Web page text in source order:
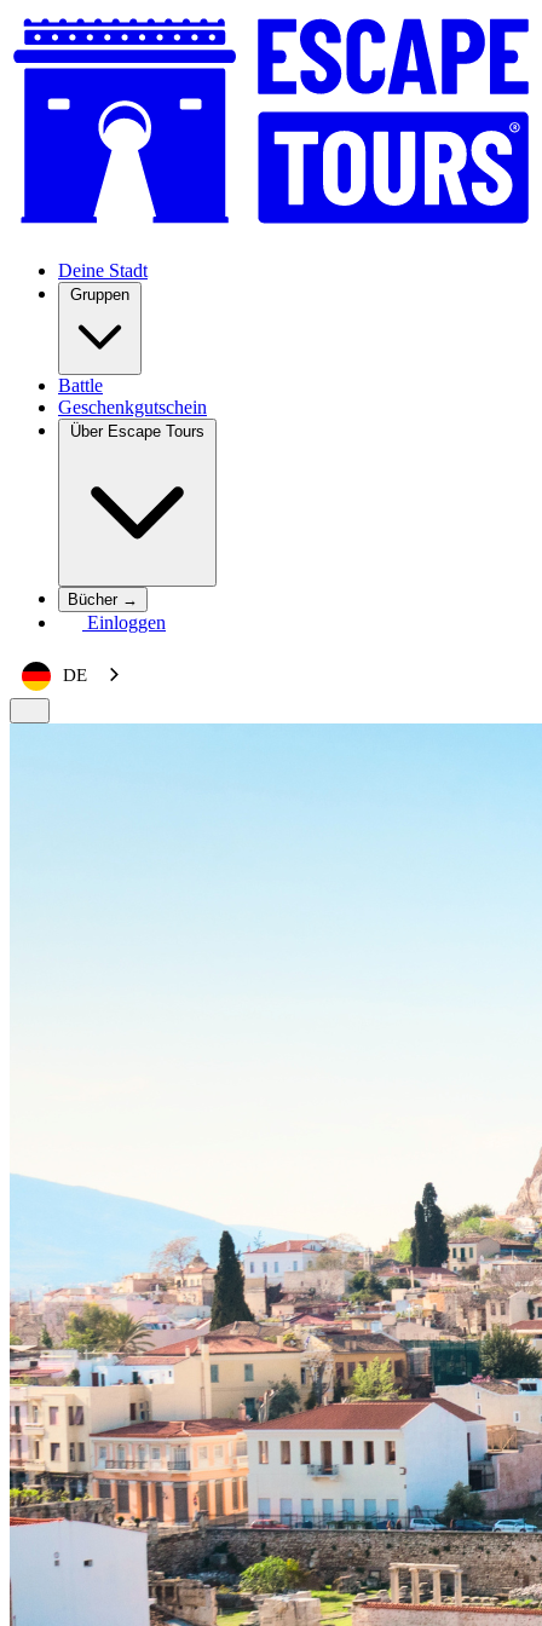
Deine Stadt
Gruppen
Battle
Geschenkgutschein
Über Escape Tours
Bücher →
Einloggen
DE